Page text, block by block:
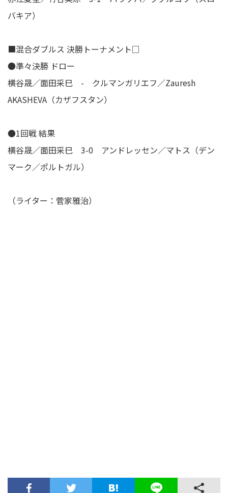
バキア）
■混合ダブルス 決勝トーナメント□
●準々決勝 ドロー
横谷晟／面田采巳 - クルマンガリエフ／Zauresh
AKASHEVA（カザフスタン）
●1回戦 結果
横谷晟／面田采巳 3-0 アンドレッセン／マトス（デン
マーク／ポルトガル）
（ライター：菅家雅治）